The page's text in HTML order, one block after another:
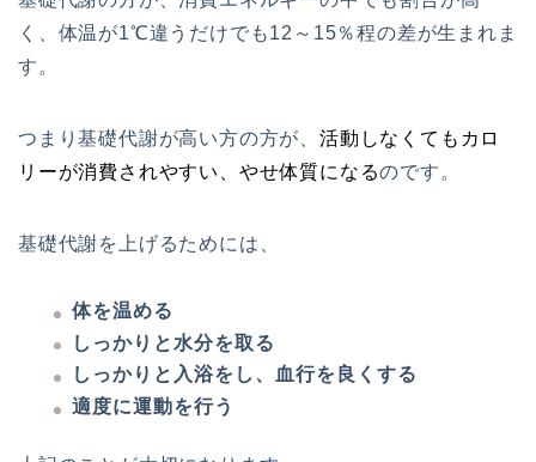
く、体温が1℃違うだけでも12～15％程の差が生まれま
す。
つまり基礎代謝が高い方の方が、 活動しなくてもカロ
リーが消費されやすい、やせ体質になるのです。
基礎代謝を上げるためには、
体を温める
しっかりと水分を取る
しっかりと入浴をし、血行を良くする
適度に運動を行う